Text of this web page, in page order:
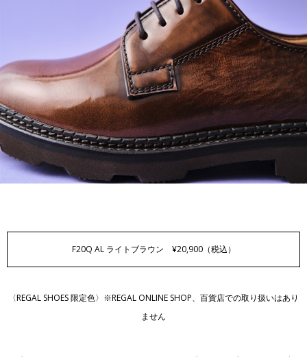
F20Q ALライトブラウン ¥20,900（税込）
〈REGAL SHOES 限定色〉※REGAL ONLINE SHOP、百貨店での取り扱いはあり
ません